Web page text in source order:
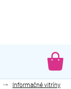
Informačné vitríny